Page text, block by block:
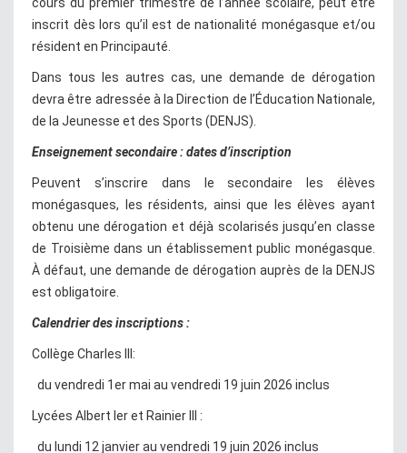
inscrit dès lors qu’il est de nationalité monégasque et/ou
résident en Principauté.
Dans tous les autres cas, une demande de dérogation
devra être adressée à la Direction de l’Éducation Nationale,
de la Jeunesse et des Sports (DENJS).
Enseignement secondaire : dates d’inscription
Peuvent s’inscrire dans le secondaire les élèves
monégasques, les résidents, ainsi que les élèves ayant
obtenu une dérogation et déjà scolarisés jusqu’en classe
de Troisième dans un établissement public monégasque.
À défaut, une demande de dérogation auprès de la DENJS
est obligatoire.
Calendrier des inscriptions :
Collège Charles III:
du vendredi 1er mai au vendredi 19 juin 2026 inclus
Lycées Albert Ier et Rainier III :
du lundi 12 janvier au vendredi 19 juin 2026 inclus